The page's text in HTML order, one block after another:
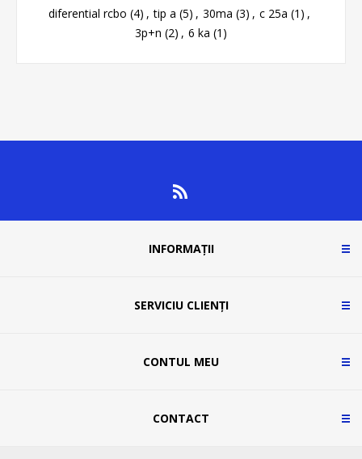
diferential rcbo (4) , tip a (5) , 30ma (3) , c 25a (1) ,
3p+n (2) , 6 ka (1)
INFORMAȚII
SERVICIU CLIENȚI
CONTUL MEU
CONTACT